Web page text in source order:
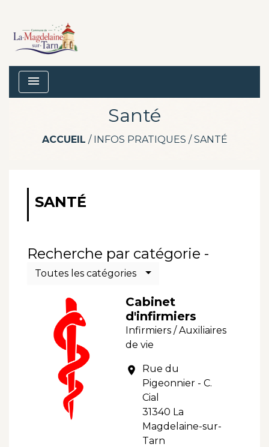
menu
Santé
ACCUEIL / INFOS PRATIQUES /SANTÉ
SANTÉ
Recherche par catégorie -
Toutes les catégories
Cabinet
d'infirmiers
Infirmiers / Auxiliaires
de vie
location_on
Rue du
Pigeonnier - C.
Cial
31340 La
Magdelaine-sur-
Tarn